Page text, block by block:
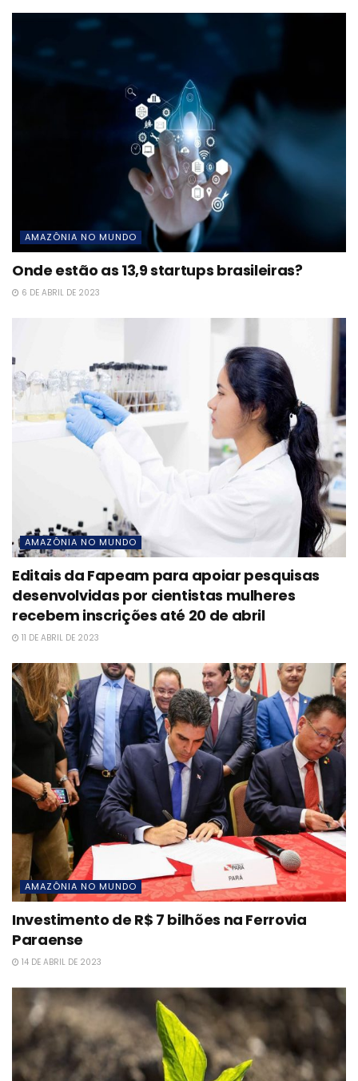
AMAZÔNIA NO MUNDO
Onde estão as 13,9 startups brasileiras?
6 DE ABRIL DE 2023
AMAZÔNIA NO MUNDO
Editais da Fapeam para apoiar pesquisas
desenvolvidas por cientistas mulheres
recebem inscrições até 20 de abril
11 DE ABRIL DE 2023
AMAZÔNIA NO MUNDO
Investimento de R$ 7 bilhões na Ferrovia
Paraense
14 DE ABRIL DE 2023